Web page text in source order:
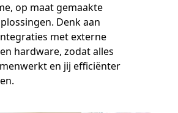
op maat gemaakte
Denk aan
met externe
hardware, zodat alles
en jij efficiënter